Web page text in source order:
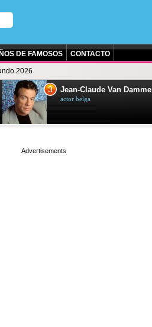
DE FAMOSOS CONTACTO
2026
3 Jean-Claude Van Damme
actor belga